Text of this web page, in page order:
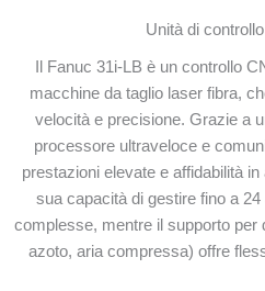
Unità di
Il Fanuc 31i-LB è un controllo
macchine da taglio laser fibra,
velocità e precisione. Grazie a
processore ultraveloce e
prestazioni elevate e affidabilità
sua capacità di gestire fino a
complesse, mentre il supporto per
azoto, aria compressa) offre